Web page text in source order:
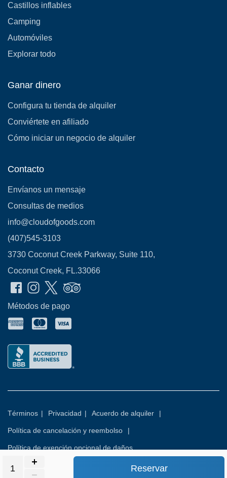
Reservar
Castillos inflables
Camping
Automóviles
Explorar todo
Ganar dinero
Configura tu tienda de alquiler
Conviértete en afiliado
Cómo iniciar un negocio de alquiler
Contacto
Envíanos un mensaje
Consultas de medios
info@cloudofgoods.com
(407)545-3103
3730 Coconut Creek Parkway, Suite 110,
Coconut Creek, FL.33066
Métodos de pago
Términos | Privacidad | Acuerdo de alquiler |
Política de cancelación y reembolso |
Política de exención opcional de daños
© 2026 Todos los derechos reservados.